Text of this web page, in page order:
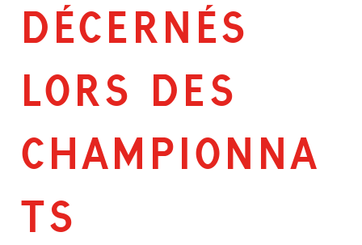
DÉCERNÉS
LORS DES
CHAMPIONNA
TS